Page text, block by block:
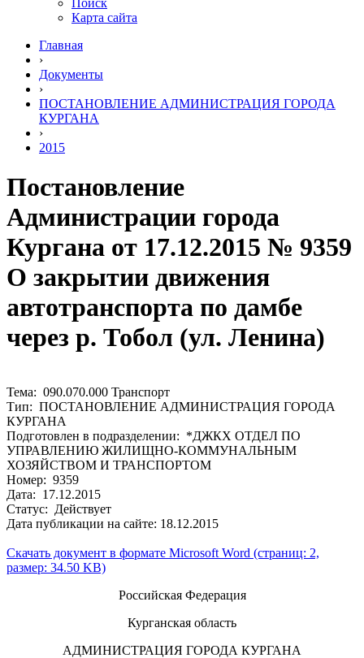
Поиск
Карта сайта
Главная
›
Документы
›
ПОСТАНОВЛЕНИЕ АДМИНИСТРАЦИЯ ГОРОДА
КУРГАНА
›
2015
Постановление
Администрации города
Кургана от 17.12.2015 № 9359
О закрытии движения
автотранспорта по дамбе
через р. Тобол (ул. Ленина)
Тема: 090.070.000 Транспорт
Тип: ПОСТАНОВЛЕНИЕ АДМИНИСТРАЦИЯ ГОРОДА
КУРГАНА
Подготовлен в подразделении: *ДЖКХ ОТДЕЛ ПО
УПРАВЛЕНИЮ ЖИЛИЩНО-КОММУНАЛЬНЫМ
ХОЗЯЙСТВОМ И ТРАНСПОРТОМ
Номер: 9359
Дата: 17.12.2015
Статус: Действует
Дата публикации на сайте: 18.12.2015
Скачать документ в формате Microsoft Word (страниц: 2,
размер: 34.50 KB)
Российская Федерация
Курганская область
АДМИНИСТРАЦИЯ ГОРОДА КУРГАНА